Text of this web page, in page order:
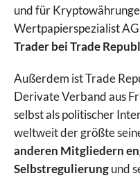
und für
Wertpapierspezialist AG
Trader bei Trade
Außerdem ist Trade
Derivate Verband aus
selbst als politischer
weltweit der größte
anderen Mitgliedern
Selbstregulierungund